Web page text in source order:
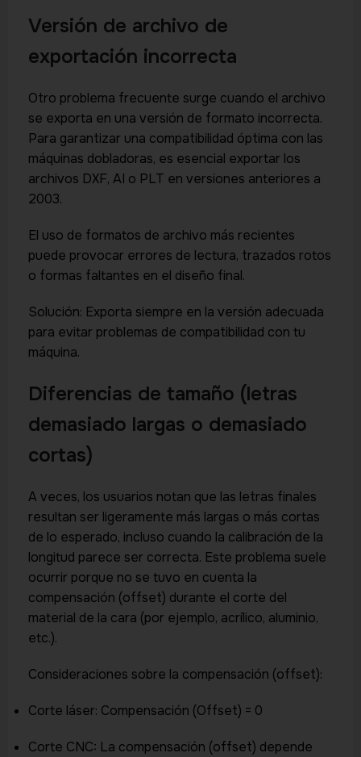
Versión de archivo de
exportación incorrecta
Otro problema frecuente surge cuando el archivo
se exporta en una versión de formato incorrecta.
Para garantizar una compatibilidad óptima con las
máquinas dobladoras, es esencial exportar los
archivos DXF, AI o PLT en versiones anteriores a
2003.
El uso de formatos de archivo más recientes
puede provocar errores de lectura, trazados rotos
o formas faltantes en el diseño final.
Solución: Exporta siempre en la versión adecuada
para evitar problemas de compatibilidad con tu
máquina.
Diferencias de tamaño (letras
demasiado largas o demasiado
cortas)
A veces, los usuarios notan que las letras finales
resultan ser ligeramente más largas o más cortas
de lo esperado, incluso cuando la calibración de la
longitud parece ser correcta. Este problema suele
ocurrir porque no se tuvo en cuenta la
compensación (offset) durante el corte del
material de la cara (por ejemplo, acrílico, aluminio,
etc.).
Consideraciones sobre la compensación (offset):
Corte láser: Compensación (Offset) = 0
Corte CNC: La compensación (offset) depende